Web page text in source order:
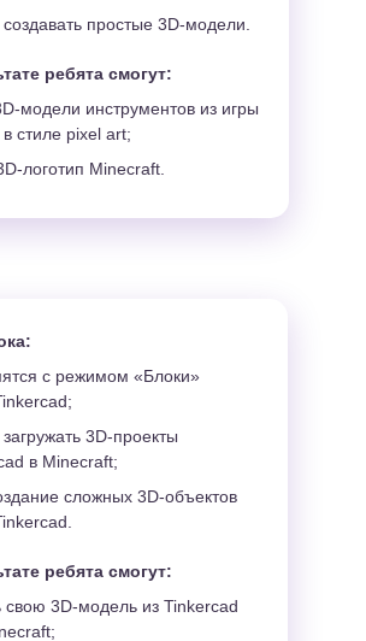
ребята смогут:
создавать простые 3D-модели.
модели инструментов из игры
стиле pixel art;
логотип Minecraft.
ребята смогут:
с режимом «Блоки»
3D-проекты
в Minecraft;
сложных 3D-объектов
свою 3D-модель из Tinkercad